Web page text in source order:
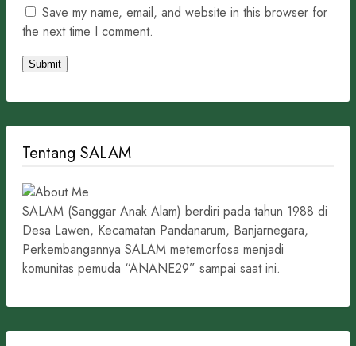
Save my name, email, and website in this browser for
the next time I comment.
Tentang SALAM
SALAM (Sanggar Anak Alam) berdiri pada tahun 1988 di
Desa Lawen, Kecamatan Pandanarum, Banjarnegara,
Perkembangannya SALAM metemorfosa menjadi
komunitas pemuda “ANANE29” sampai saat ini.